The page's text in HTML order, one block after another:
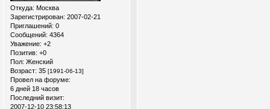
Откуда: Москва
Зарегистрирован: 2007-02-21
Приглашений: 0
Сообщений: 4364
Уважение: +2
Позитив: +0
Пол: Женский
Возраст: 35 [1991-06-13]
Провел на форуме:
6 дней 18 часов
Последний визит:
2007-12-10 23:58:13